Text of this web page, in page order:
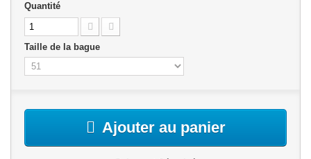
Quantité
Taille de la bague
Ajouter au panier